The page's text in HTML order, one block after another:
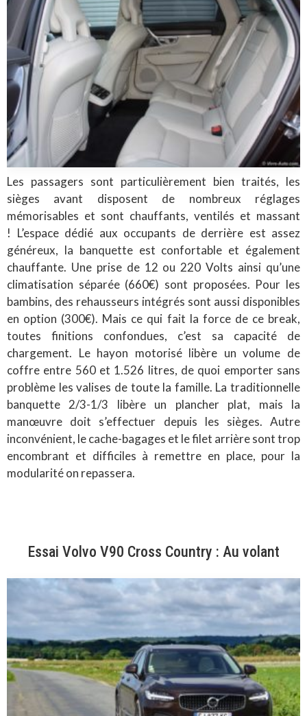
Les passagers sont particulièrement bien traités, les
sièges avant disposent de nombreux réglages
mémorisables et sont chauffants, ventilés et massant
! L’espace dédié aux occupants de derrière est assez
généreux, la banquette est confortable et également
chauffante. Une prise de 12 ou 220 Volts ainsi qu’une
climatisation séparée (660€) sont proposées. Pour les
bambins, des rehausseurs intégrés sont aussi disponibles
en option (300€). Mais ce qui fait la force de ce break,
toutes finitions confondues, c’est sa capacité de
chargement. Le hayon motorisé libère un volume de
coffre entre 560 et 1.526 litres, de quoi emporter sans
problème les valises de toute la famille. La traditionnelle
banquette 2/3-1/3 libère un plancher plat, mais la
manœuvre doit s’effectuer depuis les sièges. Autre
inconvénient, le cache-bagages et le filet arrière sont trop
encombrant et difficiles à remettre en place, pour la
modularité on repassera.
Essai Volvo V90 Cross Country : Au volant